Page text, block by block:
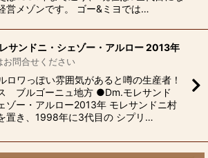
営メゾンです。 ゴー&ミヨでは…
サンドニ・シェゾー・アルロー 2013年
お問合せください
ロワっぽい雰囲気があると噂の生産者！
ブルゴーニュ地方 ●Dm.モレサンド
ゾー・アルロー2013年 モレサンドニ村
置き、1998年に3代目の シプリ…